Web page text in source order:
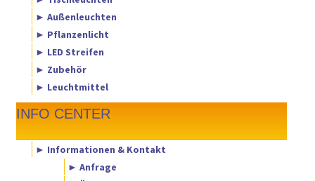
► Außenleuchten
► Pflanzenlicht
► LED Streifen
► Zubehör
► Leuchtmittel
INFO CENTER
► Informationen & Kontakt
► Anfrage